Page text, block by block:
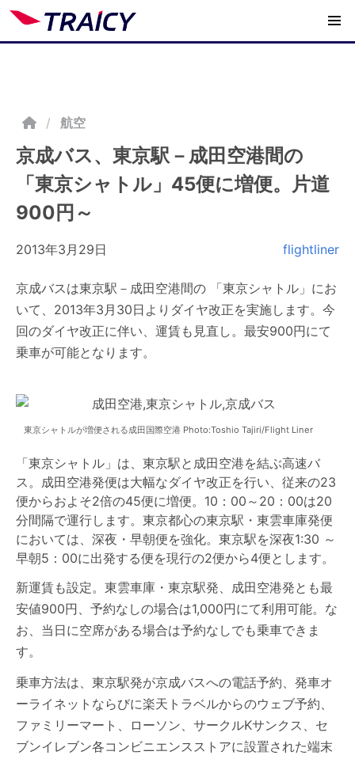
/ 航空
京成バス、東京駅－成田空港間の
「東京シャトル」45便に増便。片道
900円～
2013年3月29日 flightliner
京成バスは東京駅－成田空港間の 「東京シャトル」にお
いて、2013年3月30日よりダイヤ改正を実施します。今
回のダイヤ改正に伴い、運賃も見直し。最安900円にて
乗車が可能となります。
東京シャトルが増便される成田国際空港 Photo:Toshio Tajiri/Flight Liner
「東京シャトル」は、東京駅と成田空港を結ぶ高速バ
ス。成田空港発便は大幅なダイヤ改正を行い、従来の23
便からおよそ2倍の45便に増便。10：00～20：00は20
分間隔で運行します。東京都心の東京駅・東雲車庫発便
においては、深夜・早朝便を強化。東京駅を深夜1:30 ～
早朝5：00に出発する便を現行の2便から4便とします。
新運賃も設定。東雲車庫・東京駅発、成田空港発とも最
安値900円、予約なしの場合は1,000円にて利用可能。な
お、当日に空席がある場合は予約なしでも乗車できま
す。
乗車方法は、東京駅発が京成バスへの電話予約、発車オ
ーライネットならびに楽天トラベルからのウェブ予約、
ファミリーマート、ローソン、サークルKサンクス、セ
ブンイレブン各コンビニエンスストアに設置された端末